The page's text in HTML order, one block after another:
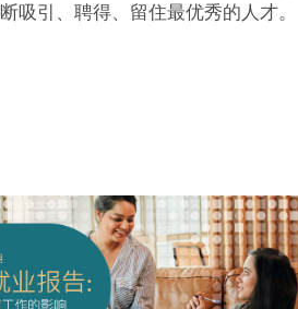
吸引、聘得、留住最优秀的人才。